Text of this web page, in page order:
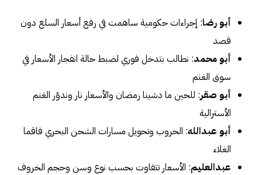
أبو رضا: إجراءات حكومية ساهمت في رفع أسعار السلع دون
قصد
أبو محمد: نطالب بتدخل فوري لضبط حالة انفجار الأسعار في
سوق الغنم
أبو صقر: للحين ما دشينا رمضان والأسعار نار وندوّر الغنم
الأسترالية
أبو عبدالله: الحروب وتحويل مسارات الشحن البحري فاقما
الغلاء
عبدالعليم: الأسعار تتفاوت بحسب نوع وسن وحجم الخروف